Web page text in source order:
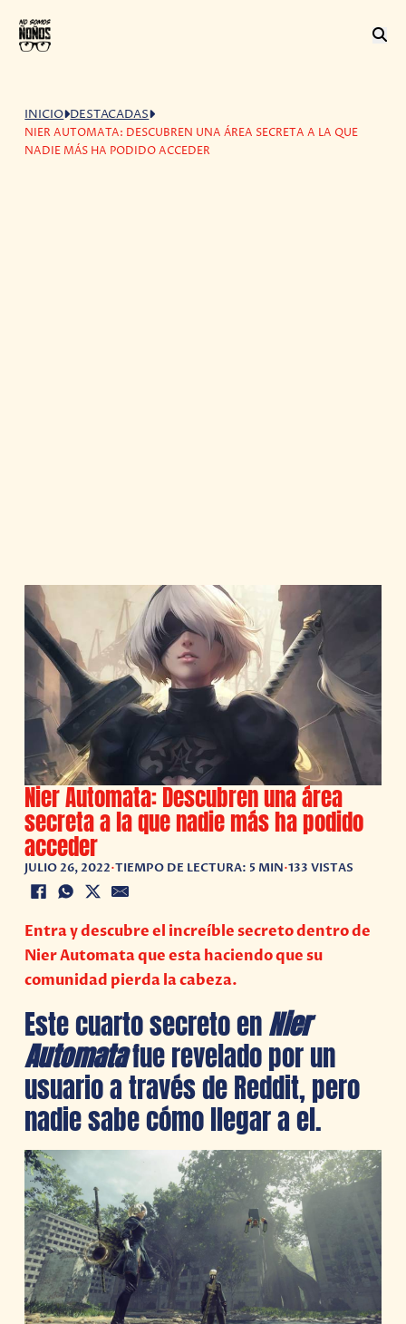
INICIO DESTACADAS
NIER AUTOMATA: DESCUBREN UNA ÁREA SECRETA A LA QUE
NADIE MÁS HA PODIDO ACCEDER
Nier Automata: Descubren una área
secreta a la que nadie más ha podido
acceder
JULIO 26, 2022•TIEMPO DE LECTURA: 5 MIN•133 VISTAS
Entra y descubre el increíble secreto dentro de
Nier Automata que esta haciendo que su
comunidad pierda la cabeza.
Este cuarto secreto enNier
Automatafue revelado por un
usuario a través de Reddit, pero
nadie sabe cómo llegar a el.